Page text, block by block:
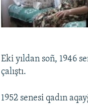
Eki yıldan soñ, 1946
çalıştı.
1952 senesi qadın